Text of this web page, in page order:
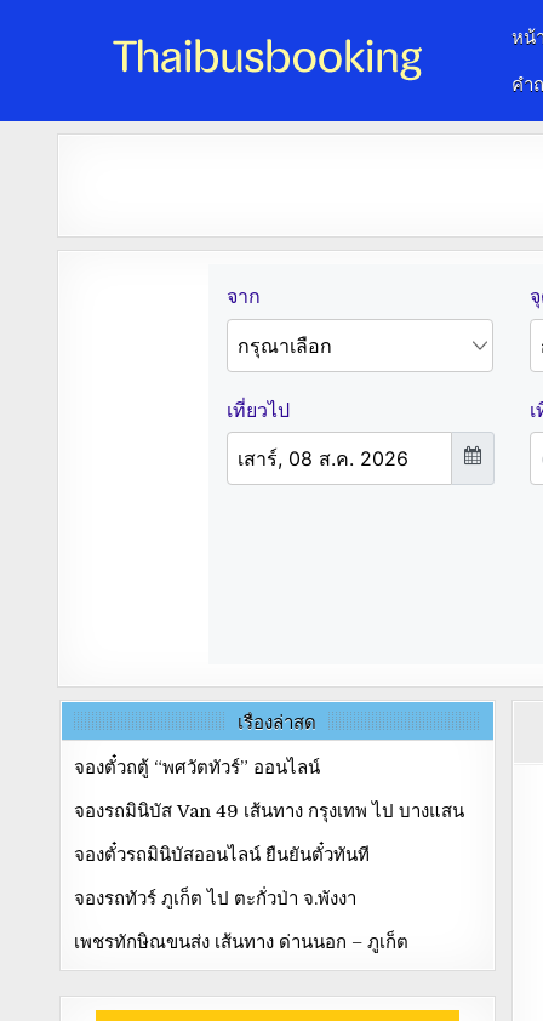
จองตั๋วรถออนไลน์ 24 ชั่วโมง
หน้
คำ
เรื่องล่าสุด
จองตั๋วถตู้ “พศวัตทัวร์” ออนไลน์
จองรถมินิบัส Van 49 เส้นทาง กรุงเทพ ไป บางแสน
จองตั๋วรถมินิบัสออนไลน์ ยืนยันตั๋วทันที
จองรถทัวร์ ภูเก็ต ไป ตะกั่วป่า จ.พังงา
เพชรทักษิณขนส่ง เส้นทาง ด่านนอก – ภูเก็ต